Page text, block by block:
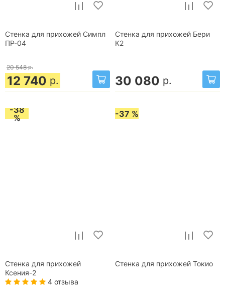
Стенка для прихожей Симпл
ПР-04
20 548 р.
12 740 р.
Стенка для прихожей Бери
К2
30 080 р.
-38
%
Стенка для прихожей
Ксения-2
4 отзыва
-37 %
Стенка для прихожей Токио